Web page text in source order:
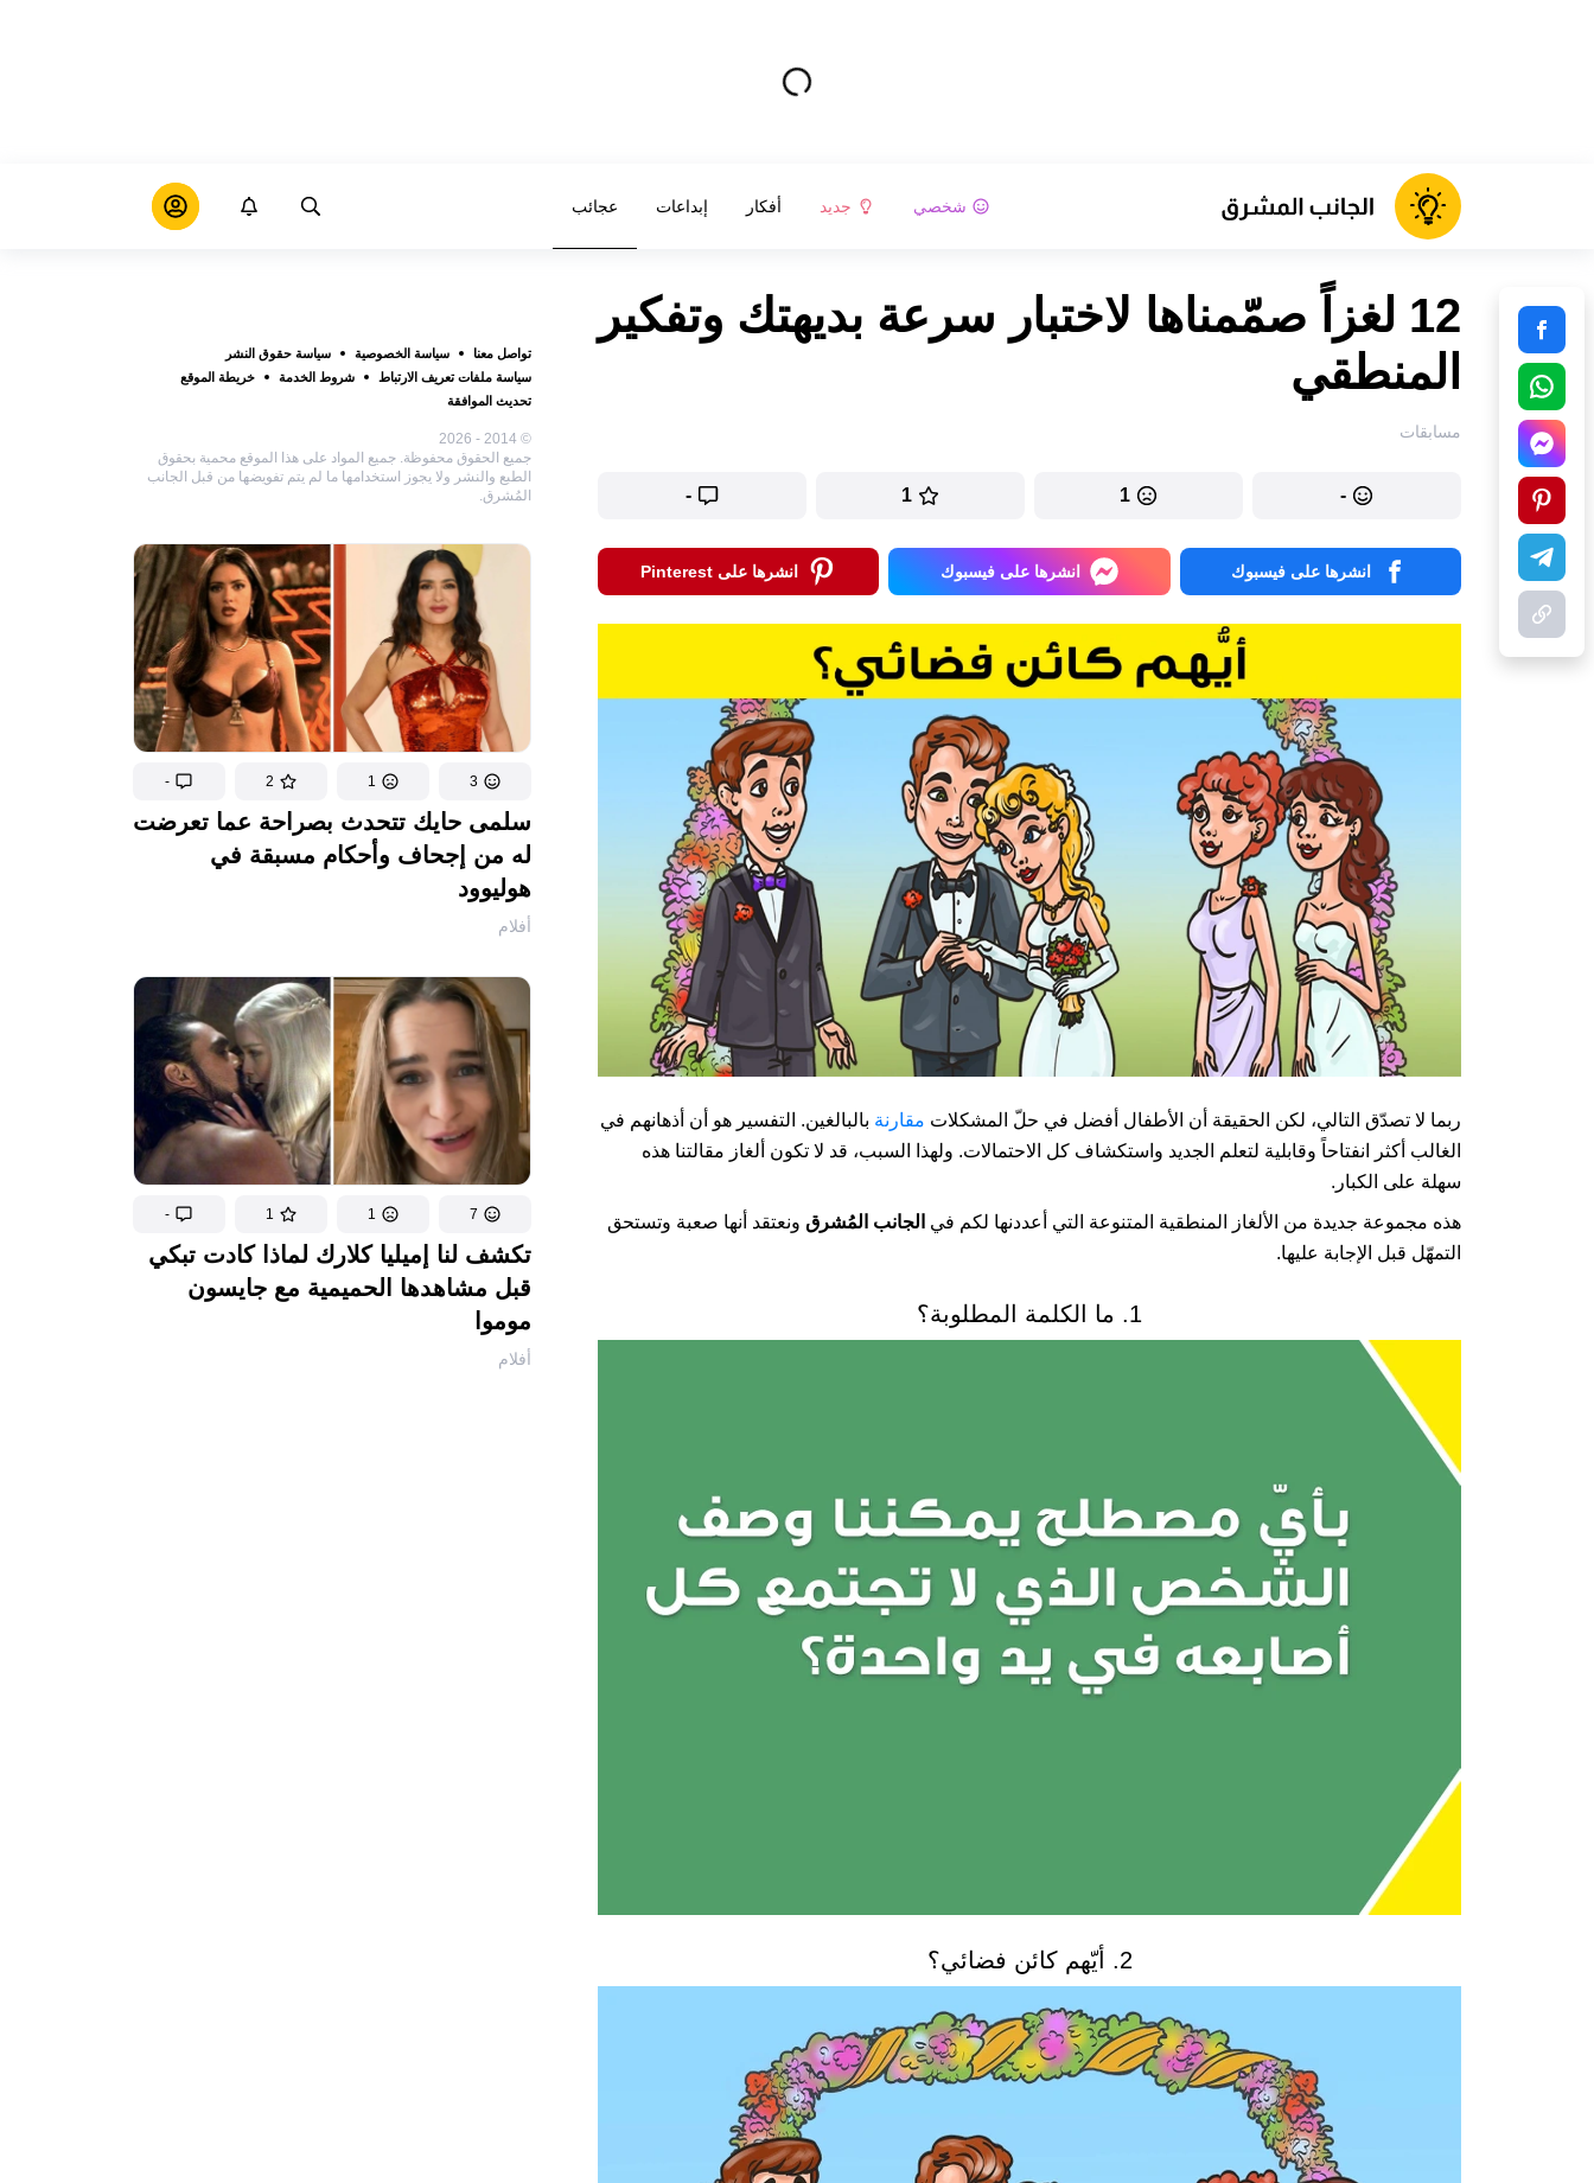
شخصي جديد أفكار إبداعات عجائب
تواصل معنا سياسة الخصوصية
سياسة حقوق النشر
سياسة ملفات تعريف الارتباط
شروط الخدمة
خريطة الموقع
تحديث الموافقة
© 2014 - 2026
جميع الحقوق محفوظة. جميع المواد على هذا الموقع محمية بحقوق
الطبع والنشر ولا يجوز استخدامها ما لم يتم تفويضها من قبل الجانب
المُشرق.
3
1
2
-
سلمى حايك تتحدث بصراحة عما تعرضت
له من إجحاف وأحكام مسبقة في
هوليوود
أفلام
7
1
1
-
تكشف لنا إميليا كلارك لماذا كادت تبكي
قبل مشاهدها الحميمية مع جايسون
موموا
أفلام
12 لغزاً صمّمناها لاختبار سرعة بديهتك وتفكير
المنطقي
مسابقات
-
1
1
-
انشرها على فيسبوك انشرها على فيسبوك انشرها على Pinterest
ربما لا تصدّق التالي، لكن الحقيقة أن الأطفال أفضل في حلّ المشكلات مقارنة بالبالغين. التفسير هو أن أذهانهم في
الغالب أكثر انفتاحاً وقابلية لتعلم الجديد واستكشاف كل الاحتمالات. ولهذا السبب، قد لا تكون ألغاز مقالتنا هذه
سهلة على الكبار.
هذه مجموعة جديدة من الألغاز المنطقية المتنوعة التي أعددنها لكم في الجانب المُشرق ونعتقد أنها صعبة وتستحق
التمهّل قبل الإجابة عليها.
1. ما الكلمة المطلوبة؟
2. أيّهم كائن فضائي؟